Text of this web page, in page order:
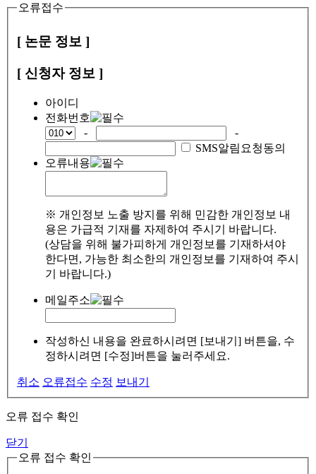
오류접수
[ 논문 정보 ]
[ 신청자 정보 ]
아이디
전화번호
-
-
SMS알림요청동의
오류내용
※ 개인정보 노출 방지를 위해 민감한 개인정보 내
용은 가급적 기재를 자제하여 주시기 바랍니다.
(상담을 위해 불가피하게 개인정보를 기재하셔야
한다면, 가능한 최소한의 개인정보를 기재하여 주시
기 바랍니다.)
메일주소
작성하신 내용을 완료하시려면 [보내기] 버튼을, 수
정하시려면 [수정]버튼을 눌러주세요.
취소 오류접수 수정 보내기
오류 접수 확인
닫기
오류 접수 확인